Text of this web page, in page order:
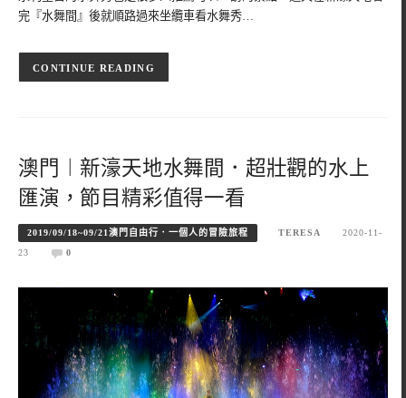
完『水舞間』後就順路過來坐纜車看水舞秀…
CONTINUE READING
澳門︱新濠天地水舞間．超壯觀的水上
匯演，節目精彩值得一看
2019/09/18~09/21澳門自由行．一個人的冒險旅程 TERESA
2020-11-
23
0